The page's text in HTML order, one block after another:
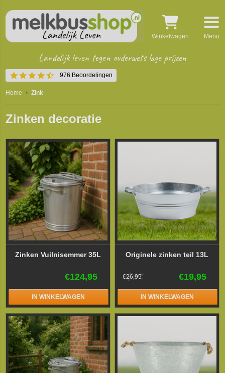
4.5
star
976 Beoordelingen
Landelijk leven tegen ouderwets lage prijzen
Winkelwagen Menu
Home Zink
Zinken decoratie
Zinken Vuilnisemmer 35L
€124,95
IN WINKELWAGEN
Originele zinken teil 13L
€19,95
€26,95
IN WINKELWAGEN